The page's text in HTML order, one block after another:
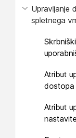
Upravljanje
spletnega
Atribut
dostopa
Atribut